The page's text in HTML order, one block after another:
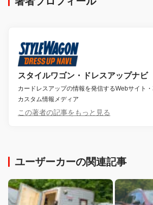
スタイルワゴン・ドレスアップナビ
カードレスアップの情報を発信するWebサイト
カスタム情報メディア
この著者の記事をもっと見る
ユーザーカーの関連記事